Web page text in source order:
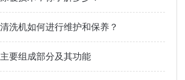
洗机如何进行维护和保养？
要组成部分及其功能